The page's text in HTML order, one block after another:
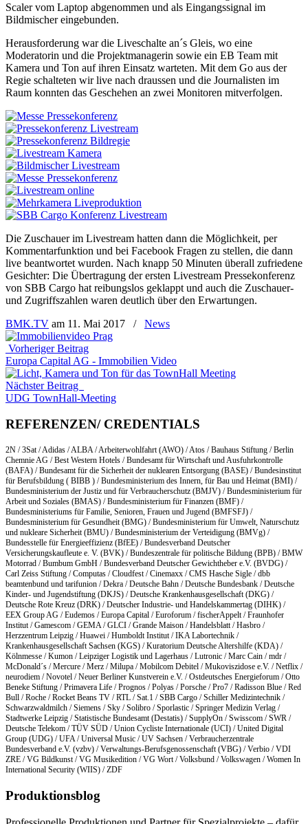
Scaler vom Laptop abgenommen und als Eingangssignal im
Bildmischer eingebunden.
Herausforderung war die Liveschalte an´s Gleis, wo eine
Moderatorin und die Projektmanagerin sowie ein EB Team mit
Kamera und Ton auf ihren Einsatz warteten. Mit dem Go aus der
Regie schalteten wir live nach draussen und die Journalisten im
Raum konnten das Geschehen an zwei Monitoren mitverfolgen.
Die Zuschauer im Livestream hatten dann die Möglichkeit, per
Kommentarfunktion und bei Facebook Fragen zu stellen, die dann
live beantwortet wurden. Nach knapp 50 Minuten überall zufriedene
Gesichter: Die Übertragung der ersten Livestream Pressekonferenz
von SBB Cargo hat reibungslos geklappt und auch die Zuschauer-
und Zugriffszahlen waren deutlich über den Erwartungen.
BMK.TV am 11. Mai 2017 / News
Vorheriger Beitrag
Europa Capital AG - Immobilien Video
Nächster Beitrag
UDG TownHall-Meeting
REFERENZEN/ CREDENTIALS
2N / 3Sat / Adidas / ALBA / Arbeiterwohlfahrt (AWO) / Atos / Bauhaus Stiftung / Berlin
Chemnie AG / Best Western Hotels / Bundesamt für Wirtschaft und Ausfuhrkontrolle
(BAFA) / Bundesamt für die Sicherheit der nuklearen Entsorgung (BASE) / Bundesinstitut
für Berufsbildung ( BIBB ) / Bundesministerium des Innern, für Bau und Heimat (BMI) /
Bundesministerium der Justiz und für Verbraucherschutz (BMJV) / Bundesministerium für
Arbeit und Soziales (BMAS) / Bundesministerium für Finanzen (BMF) /
Bundesministeriums für Familie, Senioren, Frauen und Jugend (BMFSFJ) /
Bundesministerium für Gesundheit (BMG) / Bundesministerium für Umwelt, Naturschutz
und nukleare Sicherheit (BMU) / Bundesministerium der Verteidigung (BMVg) /
Bundesstelle für Energieeffizienz (BfEE) / Bundesverband Deutscher
Versicherungskaufleute e. V. (BVK) / Bundeszentrale für politische Bildung (BPB) / BMW
Motorrad / Bumbum GmbH / Bundesverband Deutscher Gewichtheber e.V. (BVDG) /
Carl Zeiss Stiftung / Computas / Cloudfest / Cinemaxx / CMS Hasche Sigle / dbb
beamtenbund und tarifunion / Dekra / Deutsche Bahn / Deutsche Bundesbank / Deutsche
Kinder- und Jugendstiftung (DKJS) / Deutsche Krankenhausgesellschaft (DKG) /
Deutsche Rote Kreuz (DRK) / Deutscher Industrie- und Handelskammertag (DIHK) /
EEX Group AG / Eudemos / Europa Capital / Euroforum / fischerAppelt / Fraunhofer
Institut / Gamescom / GEMA / GLCI / Grande Maison / Handelsblatt / Hasbro /
Herzzentrum Leipzig / Huawei / Humboldt Institut / IKA Labortechnik /
Krankenhausgesellschaft Sachsen (KGS) / Kuratorium Deutsche Altershilfe (KDA) /
Kölnmesse / Kumon / Leipziger Logistik und Lagerhaus / Lutronic / Marc Cain / mdr /
McDonald´s / Mercure / Merz / Milupa / Mobilcom Debitel / Mukoviszidose e.V. / Netflix /
neurodiem / Novotel / Neuer Berliner Kunstverein e.V. / Ostdeutsches Energieforum / Otto
Beneke Stiftung / Primavera Life / Prognos / Polyas / Porsche / Pro7 / Radisson Blue / Red
Bull / Roche / Rocket Beans TV / RTL / Sat.1 / SBB Cargo / Schiller Medizintechnik /
Schwarzwaldmilch / Siemens / Sky / Solibro / Sporlastic / Springer Medizin Verlag /
Stadtwerke Leipzig / Statistische Bundesamt (Destatis) / SupplyOn / Swisscom / SWR /
Deutsche Telekom / TÜV SÜD / Union Cycliste Internationale (UCI) / United Digital
Group (UDG) / UFA / Universal Music / UV Sachsen / Verbraucherzentrale
Bundesverband e.V. (vzbv) / Verwaltungs-Berufsgenossenschaft (VBG) / Verbio / VDI
ZRE / VG Bildkunst / VG Musikedition / VG Wort / Volksbund / Volkswagen / Women In
International Security (WIIS) / ZDF
Produktionsblog